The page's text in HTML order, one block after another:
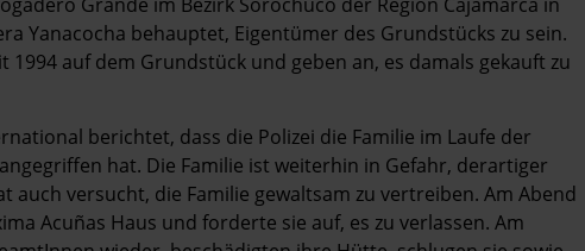
Yanacocha behauptet, Eigentümer des Grundstücks zu sein.
1994 auf dem Grundstück und geben an, es damals gekauft zu
berichtet, dass die Polizei die Familie im Laufe der
hat. Die Familie ist weiterhin in Gefahr, derartiger
auch versucht, die Familie gewaltsam zu vertreiben. Am Abend
Acuñas Haus und forderte sie auf, es zu verlassen. Am